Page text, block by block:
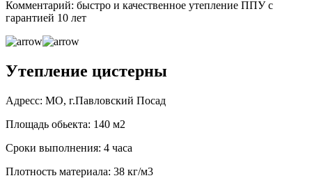
Комментарий: быстро и качественное утепление ППУ с
гарантией 10 лет
Утепление цистерны
Адресс: МО, г.Павловский Посад
Площадь обьекта: 140 м2
Сроки выполнения: 4 часа
Плотность материала: 38 кг/м3